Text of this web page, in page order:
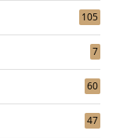
105
7
60
47